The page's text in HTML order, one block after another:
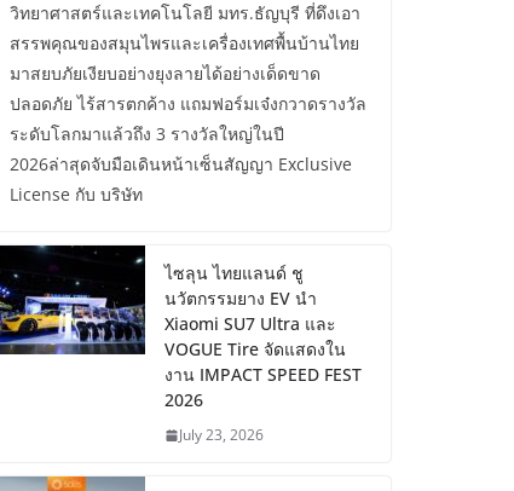
วิทยาศาสตร์และเทคโนโลยี มทร.ธัญบุรี ที่ดึงเอา
สรรพคุณของสมุนไพรและเครื่องเทศพื้นบ้านไทย
มาสยบภัยเงียบอย่างยุงลายได้อย่างเด็ดขาด
ปลอดภัย ไร้สารตกค้าง แถมฟอร์มเจ๋งกวาดรางวัล
ระดับโลกมาแล้วถึง 3 รางวัลใหญ่ในปี
2026ล่าสุดจับมือเดินหน้าเซ็นสัญญา Exclusive
License กับ บริษัท
ไซลุน ไทยแลนด์ ชู
นวัตกรรมยาง EV นำ
Xiaomi SU7 Ultra และ
VOGUE Tire จัดแสดงใน
งาน IMPACT SPEED FEST
2026
July 23, 2026